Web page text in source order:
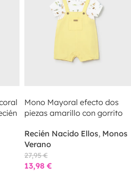
Mono Mayoral efecto dos
piezas amarillo con gorrito
Recién Nacido Ellos, Monos
Verano
27,95€
13,98 €